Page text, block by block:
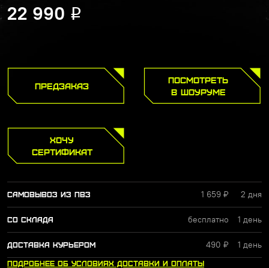
22 990 Р
ПРЕДЗАКАЗ
ПОСМОТРЕТЬ
В ШОУРУМЕ
ХОЧУ
СЕРТИФИКАТ
САМОВЫВОЗ ИЗ ПВЗ 1 659 ₽ 2 дня
СО СКЛАДА бесплатно 1 день
ДОСТАВКА КУРЬЕРОМ 490 ₽ 1 день
ПОДРОБНЕЕ ОБ УСЛОВИЯХ ДОСТАВКИ И ОПЛАТЫ